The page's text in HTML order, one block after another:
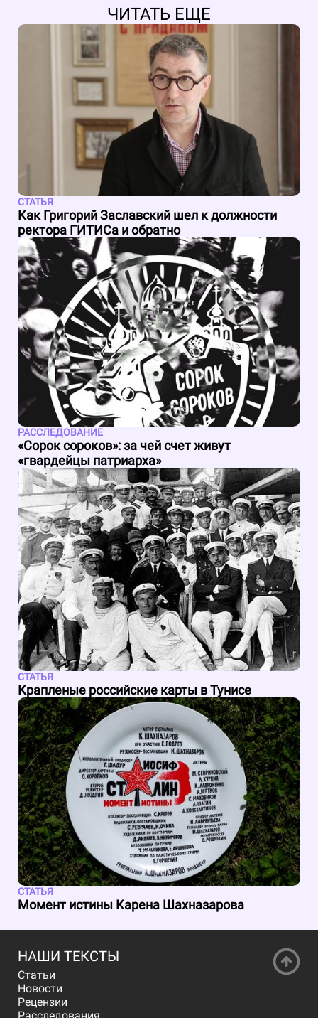
ЧИТАТЬ ЕЩЕ
СТАТЬЯ
Как Григорий Заславский шел к должности
ректора ГИТИСа и обратно
РАССЛЕДОВАНИЕ
«Сорок сороков»: за чей счет живут
«гвардейцы патриарха»
СТАТЬЯ
Крапленые российские карты в Тунисе
СТАТЬЯ
Момент истины Карена Шахназарова
НАШИ ТЕКСТЫ
Статьи
Новости
Рецензии